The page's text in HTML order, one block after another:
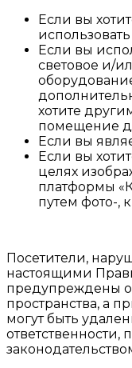
Если вы
Если вы
световое и/
хотите
помещение
Если вы
Если вы
целях
платформы
путем фото-,
Посетители,
настоящими
предупреждены
пространства, а
могут быть